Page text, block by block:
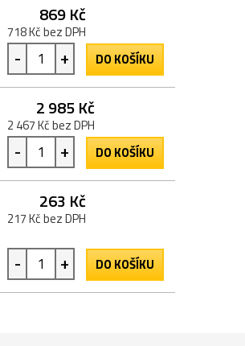
869 Kč
718 Kč bez DPH
- + DO KOŠÍKU
2 985 Kč
2 467 Kč bez DPH
- + DO KOŠÍKU
263 Kč
217 Kč bez DPH
- + DO KOŠÍKU